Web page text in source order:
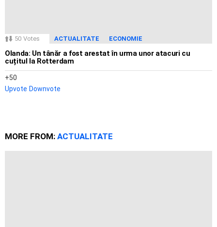
50 Votes ACTUALITATE ECONOMIE
Olanda: Un tânăr a fost arestat în urma unor atacuri cu
cuțitul la Rotterdam
50
Upvote Downvote
MORE FROM: ACTUALITATE